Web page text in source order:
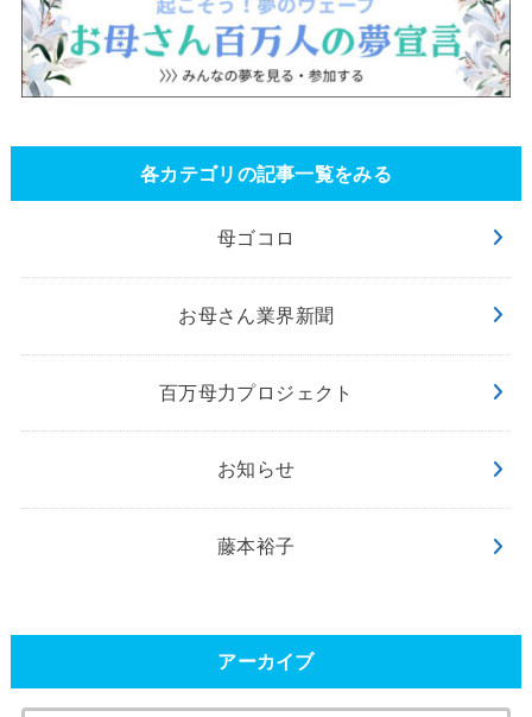
各カテゴリの記事一覧をみる
母ゴコロ
お母さん業界新聞
百万母力プロジェクト
お知らせ
藤本裕子
アーカイブ